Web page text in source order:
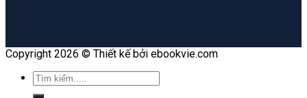
Copyright 2026 © Thiết kế bởi ebookvie.com
Search
for: